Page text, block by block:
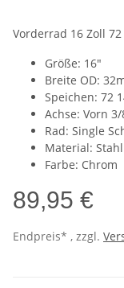
Vorderrad 16 Zoll
Größe: 16"
Breite OD:
Speichen: 72
Achse: Vorn 3/
Rad: Single
Material: Stahl
Farbe: Chrom
89,95 €
Endpreis* , zzgl.